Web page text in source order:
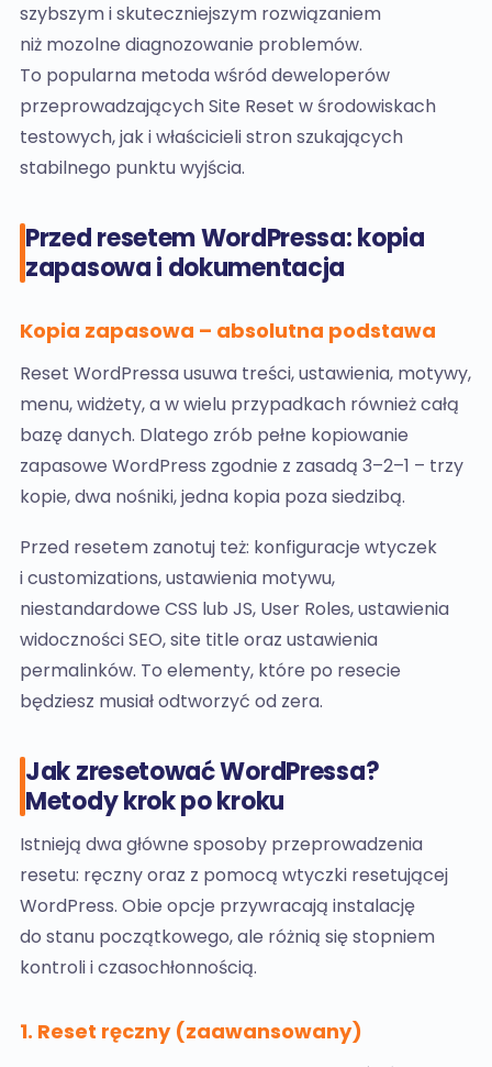
szybszym i skuteczniejszym rozwiązaniem
niż mozolne diagnozowanie problemów.
To popularna metoda wśród deweloperów
przeprowadzających Site Reset w środowiskach
testowych, jak i właścicieli stron szukających
stabilnego punktu wyjścia.
Przed resetem WordPressa: kopia
zapasowa i dokumentacja
Kopia zapasowa – absolutna podstawa
Reset WordPressa usuwa treści, ustawienia, motywy,
menu, widżety, a w wielu przypadkach również całą
bazę danych. Dlatego zrób pełne kopiowanie
zapasowe WordPress zgodnie z zasadą 3–2–1 – trzy
kopie, dwa nośniki, jedna kopia poza siedzibą.
Przed resetem zanotuj też: konfiguracje wtyczek
i customizations, ustawienia motywu,
niestandardowe CSS lub JS, User Roles, ustawienia
widoczności SEO, site title oraz ustawienia
permalinków. To elementy, które po resecie
będziesz musiał odtworzyć od zera.
Jak zresetować WordPressa?
Metody krok po kroku
Istnieją dwa główne sposoby przeprowadzenia
resetu: ręczny oraz z pomocą wtyczki resetującej
WordPress. Obie opcje przywracają instalację
do stanu początkowego, ale różnią się stopniem
kontroli i czasochłonnością.
1. Reset ręczny (zaawansowany)